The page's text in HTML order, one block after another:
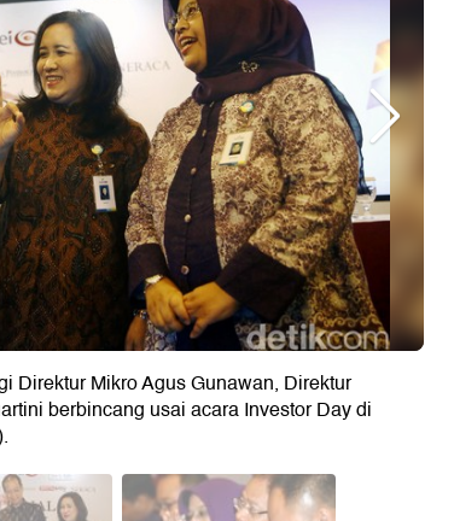
Direktur Mikro Agus Gunawan, Direktur
berbincang usai acara Investor Day di